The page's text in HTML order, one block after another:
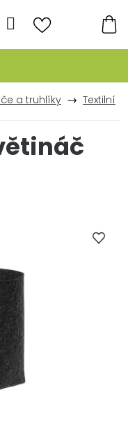
Hledat
a truhlíky
Textilní